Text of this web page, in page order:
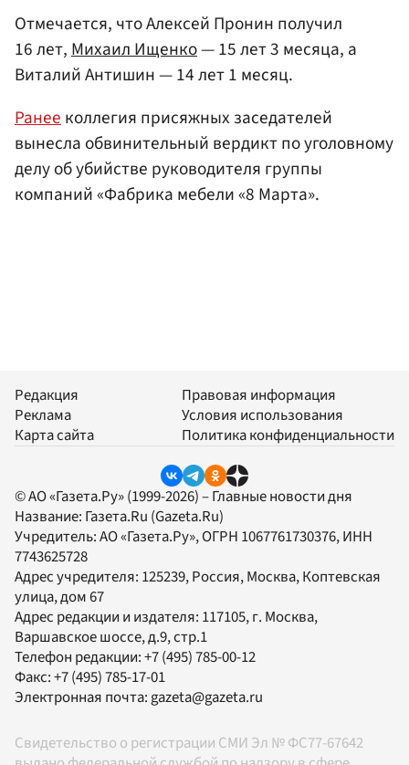
Отмечается, что Алексей Пронин получил
16 лет,Михаил Ищенко— 15 лет 3 месяца, а
Виталий Антишин — 14 лет 1 месяц.
Ранееколлегия присяжных заседателей
вынесла обвинительный вердикт по уголовному
делу об убийстве руководителя группы
компаний «Фабрика мебели «8 Марта».
Редакция
Реклама
Карта сайта
Правовая информация
Условия использования
Политика конфиденциальности
© АО «Газета.Ру» (1999-2026) – Главные новости дня
Название: Газета.Ru (Gazeta.Ru)
Учредитель:АО «Газета.Ру», ОГРН 1067761730376, ИНН
7743625728
Адрес учредителя: 125239, Россия, Москва, Коптевская
улица, дом 67
Адрес редакции и издателя: 117105, г. Москва,
Варшавское шоссе, д.9, стр.1
Телефон редакции:+7 (495) 785-00-12
Факс:+7 (495) 785-17-01
Электронная почта: gazeta@gazeta.ru
Свидетельство о регистрации СМИ Эл № ФС77-67642